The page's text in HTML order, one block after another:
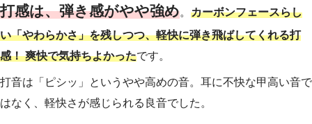
打感は、弾き感がやや強め。 カーボンフェースらし
い「やわらかさ」を残しつつ、軽快に弾き飛ばしてくれる打
感！ 爽快で気持ちよかったです。
打音は「ピシッ」というやや高めの音。耳に不快な甲高い音で
はなく、軽快さが感じられる良音でした。